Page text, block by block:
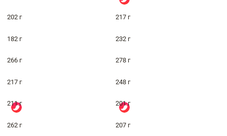
202 г 217 г
182 г 232 г
266 г 278 г
217 г 248 г
211 г 201 г
262 г 207 г